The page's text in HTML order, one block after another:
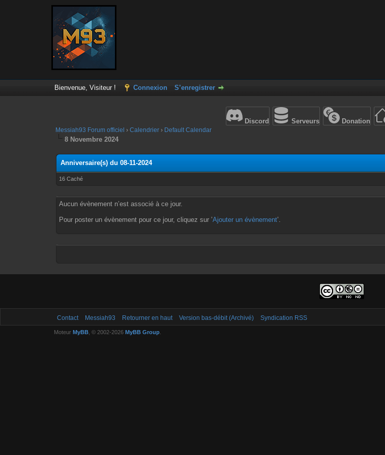
Bienvenue, Visiteur ! Connexion S’enregistrer
Discord Serveurs Donation
Messiah93 Forum officiel ›Calendrier › Default Calendar
8 Novembre 2024
Anniversaire(s) du 08-11-2024
16 Caché
Aucun évènement n’est associé à ce jour.
Pour poster un évènement pour ce jour, cliquez sur ’Ajouter un évènement’.
Contact Messiah93 Retourner en haut Version bas-débit (Archivé) Syndication RSS
Moteur MyBB, © 2002-2026 MyBB Group.